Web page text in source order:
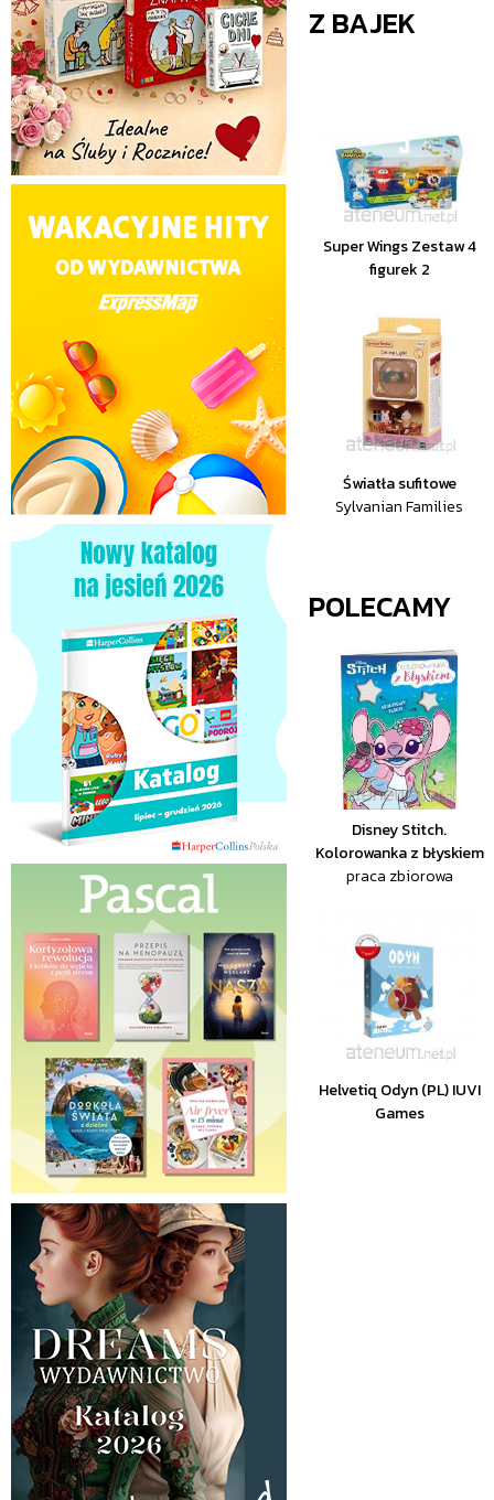
Z BAJEK
Super Wings Zestaw 4
figurek 2
Światła sufitowe
Sylvanian Families
POLECAMY
Disney Stitch.
Kolorowanka z błyskiem
praca zbiorowa
Helvetiq Odyn (PL) IUVI
Games